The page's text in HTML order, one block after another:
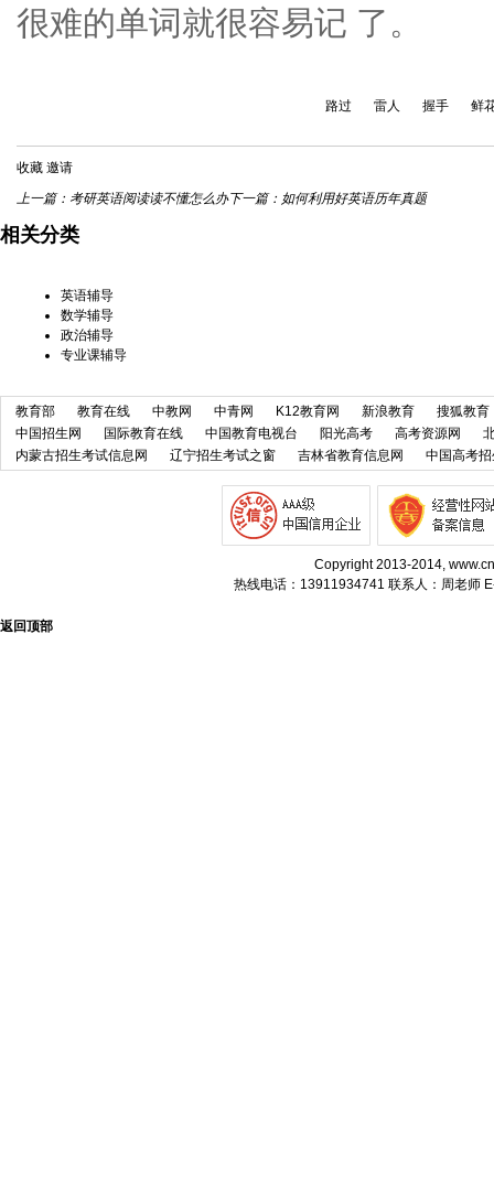
很难的单词就很容易记 了。
路过 雷人 握手 鲜
收藏 邀请
上一篇： 考研英语阅读读不懂怎么办下一篇： 如何利用好英语历年真题
相关分类
英语辅导
数学辅导
政治辅导
专业课辅导
教育部 教育在线 中教网 中青网 K12教育网 新浪教育
搜狐教育
中国招生网
国际教育在线 中国教育电视台 阳光高考 高考资源网
内蒙古招生考试信息网
辽宁招生考试之窗 吉林省教育信息网 中国高考
Copyright 2013-2014,
热线电话：13911934741 联系人：周老师
返回顶部